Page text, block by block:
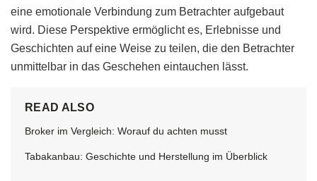
eine emotionale Verbindung zum Betrachter aufgebaut
wird. Diese Perspektive ermöglicht es, Erlebnisse und
Geschichten auf eine Weise zu teilen, die den Betrachter
unmittelbar in das Geschehen eintauchen lässt.
READ ALSO
Broker im Vergleich: Worauf du achten musst
Tabakanbau: Geschichte und Herstellung im Überblick